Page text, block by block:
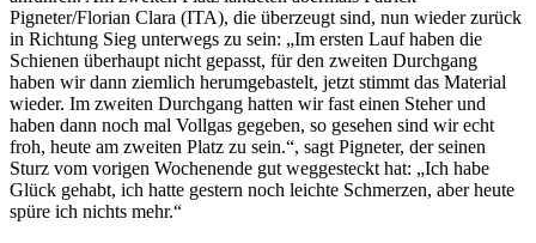
Pigneter/Florian Clara (ITA), die überzeugt sind, nun wieder zurück
in Richtung Sieg unterwegs zu sein: „Im ersten Lauf haben die
Schienen überhaupt nicht gepasst, für den zweiten Durchgang
haben wir dann ziemlich herumgebastelt, jetzt stimmt das Material
wieder. Im zweiten Durchgang hatten wir fast einen Steher und
haben dann noch mal Vollgas gegeben, so gesehen sind wir echt
froh, heute am zweiten Platz zu sein.“, sagt Pigneter, der seinen
Sturz vom vorigen Wochenende gut weggesteckt hat: „Ich habe
Glück gehabt, ich hatte gestern noch leichte Schmerzen, aber heute
spüre ich nichts mehr.“